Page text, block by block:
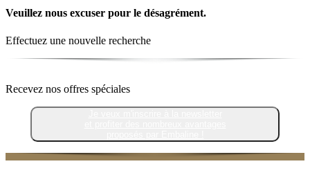
Veuillez nous excuser pour le désagrément.
Effectuez une nouvelle recherche
Recevez nos offres spéciales